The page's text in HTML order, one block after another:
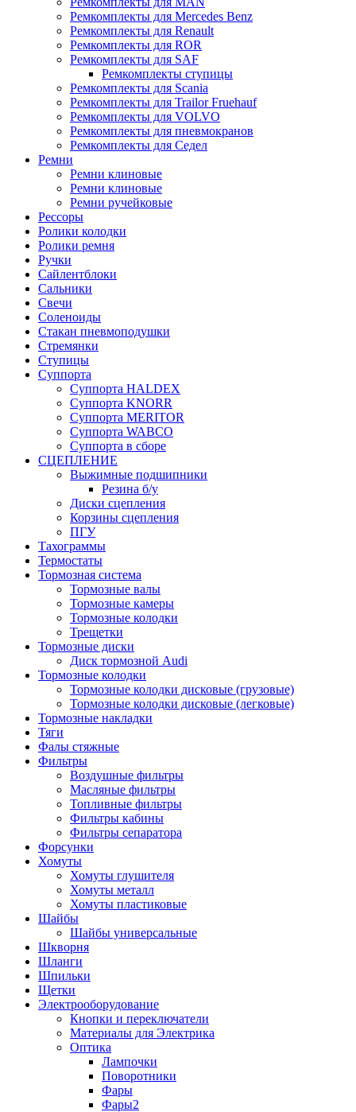
Ремкомплекты для Mercedes Benz
Ремкомплекты для Renault
Ремкомплекты для ROR
Ремкомплекты для SAF
Ремкомплекты ступицы
Ремкомплекты для Scania
Ремкомплекты для Trailor Fruehauf
Ремкомплекты для VOLVO
Ремкомплекты для пневмокранов
Ремкомплекты для Седел
Ремни
Ремни клиновые
Ремни клиновые
Ремни ручейковые
Рессоры
Ролики колодки
Ролики ремня
Ручки
Сайлентблоки
Сальники
Свечи
Соленоиды
Стакан пневмоподушки
Стремянки
Ступицы
Суппорта
Суппорта HALDEX
Суппорта KNORR
Суппорта MERITOR
Суппорта WABCO
Суппорта в сборе
СЦЕПЛЕНИЕ
Выжимные подшипники
Резина б/у
Диски сцепления
Корзины сцепления
ПГУ
Тахограммы
Термостаты
Тормозная система
Тормозные валы
Тормозные камеры
Тормозные колодки
Трещетки
Тормозные диски
Диск тормозной Audi
Тормозные колодки
Тормозные колодки дисковые (грузовые)
Тормозные колодки дисковые (легковые)
Тормозные накладки
Тяги
Фалы стяжные
Фильтры
Воздушные фильтры
Масляные фильтры
Топливные фильтры
Фильтры кабины
Фильтры сепаратора
Форсунки
Хомуты
Хомуты глушителя
Хомуты металл
Хомуты пластиковые
Шайбы
Шайбы универсальные
Шкворня
Шланги
Шпильки
Щетки
Электрооборудование
Кнопки и переключатели
Материалы для Электрика
Оптика
Лампочки
Поворотники
Фары
Фары2